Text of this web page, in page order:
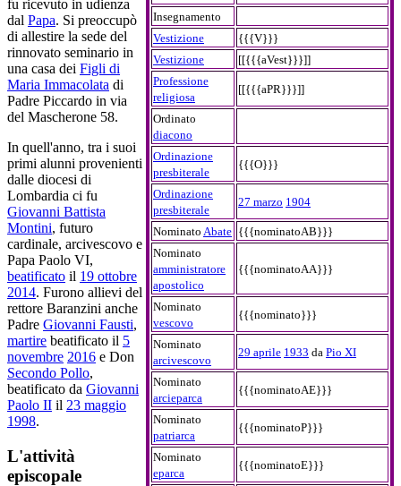
Insegnamento
Vestizione
{{{V}}}
Vestizione
[[{{{aVest}}}]]
Professione
religiosa
[[{{{aPR}}}]]
Ordinato
diacono
Ordinazione
presbiterale
{{{O}}}
Ordinazione
presbiterale
27 marzo 1904
Nominato Abate {{{nominatoAB}}}
Nominato
amministratore
apostolico
{{{nominatoAA}}}
Nominato
vescovo
{{{nominato}}}
Nominato
arcivescovo
29 aprile 1933 da Pio XI
Nominato
arcieparca
{{{nominatoAE}}}
Nominato
patriarca
{{{nominatoP}}}
Nominato
eparca
{{{nominatoE}}}
fu ricevuto in udienza
dal Papa. Si preoccupò
di allestire la sede del
rinnovato seminario in
una casa dei Figli di
Maria Immacolata di
Padre Piccardo in via
del Mascherone 58.
In quell'anno, tra i suoi
primi alunni provenienti
dalle diocesi di
Lombardia ci fu
Giovanni Battista
Montini, futuro
cardinale, arcivescovo e
Papa Paolo VI,
beatificato il 19 ottobre
2014. Furono allievi del
rettore Baranzini anche
Padre Giovanni Fausti,
martire beatificato il 5
novembre 2016 e Don
Secondo Pollo,
beatificato da Giovanni
Paolo II il 23 maggio
1998.
L'attività
episcopale